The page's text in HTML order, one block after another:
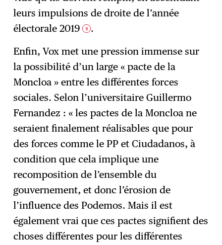
leurs impulsions de droite de l’année
électorale 2019 8 .
Enfin, Vox met une pression immense sur
la possibilité d’un large « pacte de la
Moncloa » entre les différentes forces
sociales. Selon l’universitaire Guillermo
Fernandez : « les pactes de la Moncloa ne
seraient finalement réalisables que pour
des forces comme le PP et Ciudadanos, à
condition que cela implique une
recomposition de l’ensemble du
gouvernement, et donc l’érosion de
l’influence des Podemos. Mais il est
également vrai que ces pactes signifient des
choses différentes pour les différentes